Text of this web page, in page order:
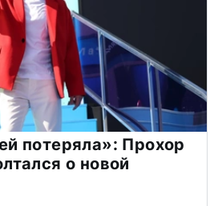
потеряла»: Прохор
о новой